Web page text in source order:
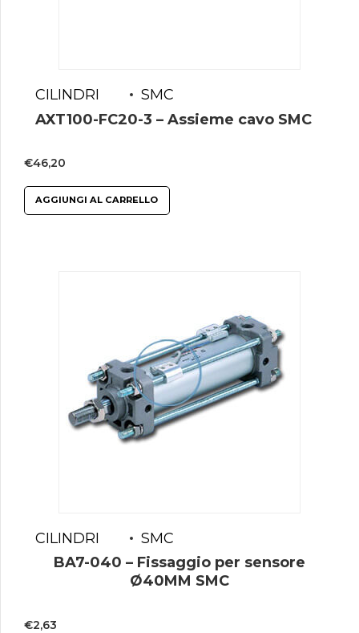
CILINDRI
SMC
AXT100-FC20-3 – Assieme cavo SMC
€46,20
AGGIUNGI AL CARRELLO
CILINDRI
SMC
BA7-040 – Fissaggio per sensore
Ø40MM SMC
€2,63